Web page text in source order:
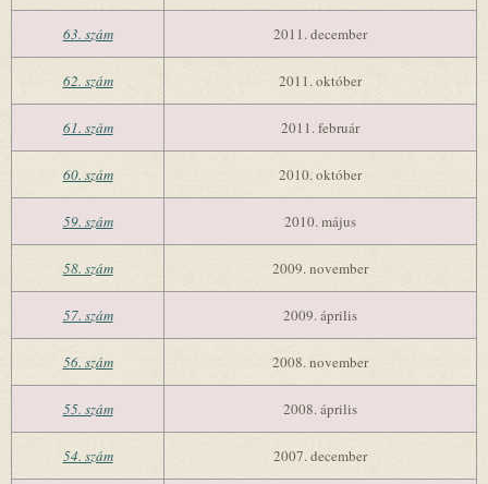
63. szám 2011. december
62. szám 2011. október
61. szám 2011. február
60. szám 2010. október
59. szám 2010. május
58. szám 2009. november
57. szám 2009. április
56. szám 2008. november
55. szám 2008. április
54. szám 2007. december